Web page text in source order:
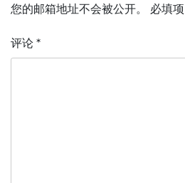
您的邮箱地址不会被公开。 必填
评论 *